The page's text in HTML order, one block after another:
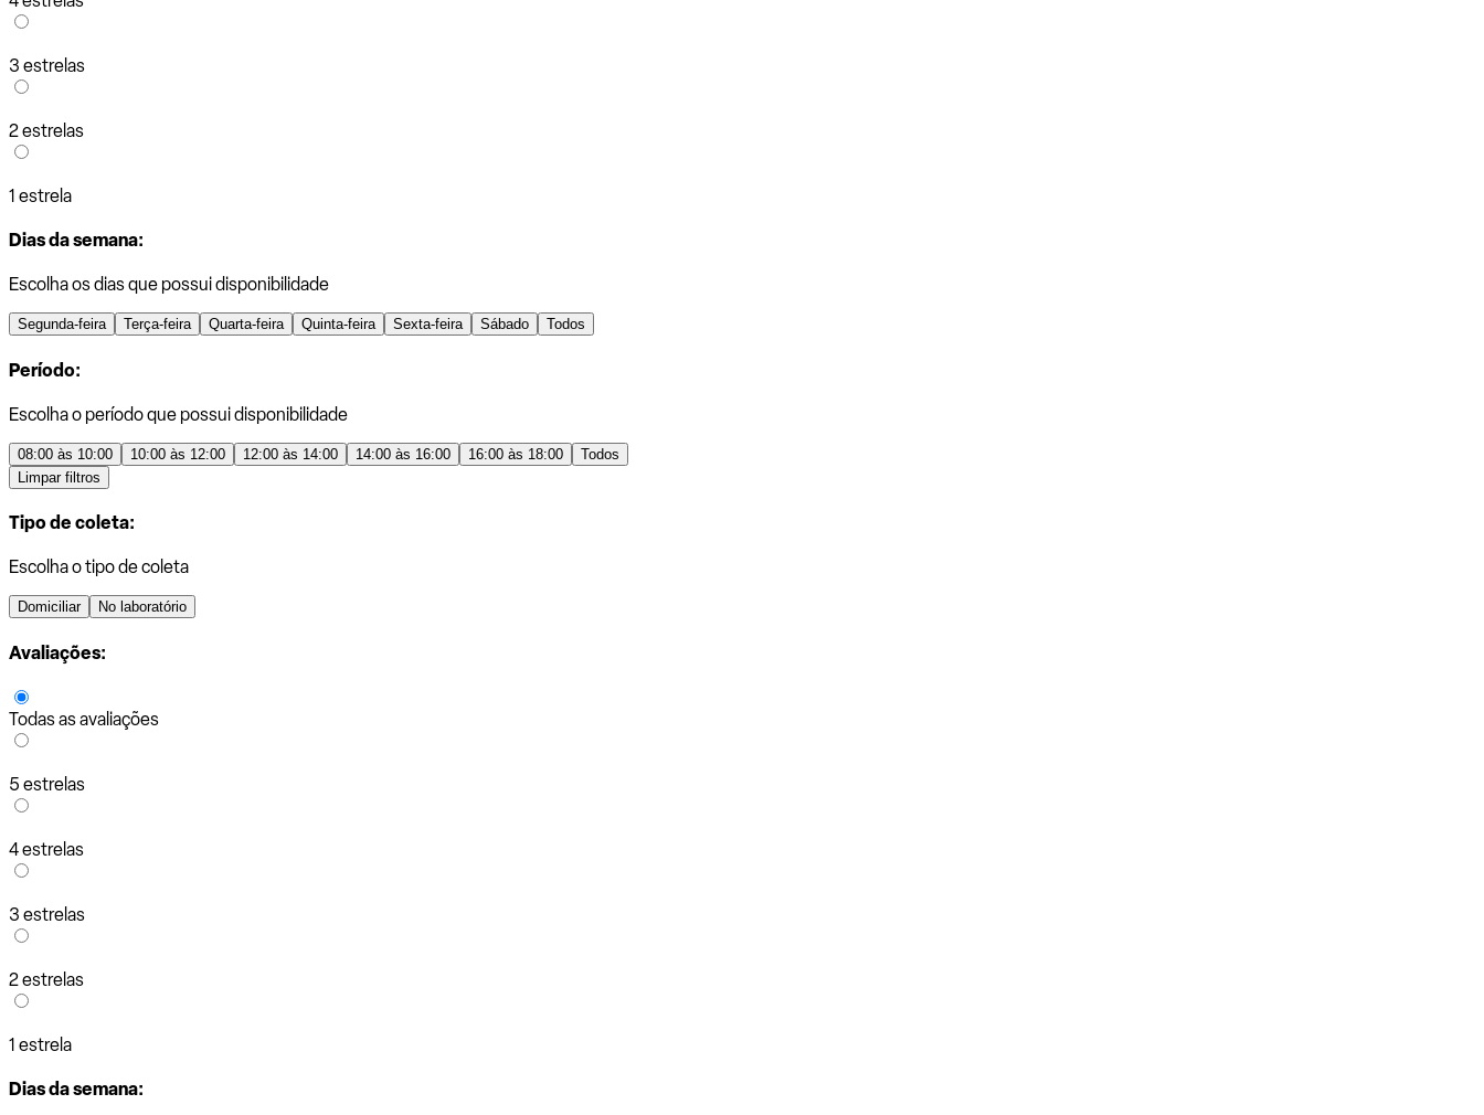
3 estrelas
2 estrelas
1 estrela
Dias da semana:
Escolha os dias que possui disponibilidade
Segunda-feira Terça-feira Quarta-feira Quinta-feira Sexta-feira Sábado Todos
Período:
Escolha o período que possui disponibilidade
08:00 às 10:00 10:00 às 12:00 12:00 às 14:00 14:00 às 16:00 16:00 às 18:00
Todos
Limpar filtros
Tipo de coleta:
Escolha o tipo de coleta
Domiciliar No laboratório
Avaliações:
Todas as avaliações
5 estrelas
4 estrelas
3 estrelas
2 estrelas
1 estrela
Dias da semana: